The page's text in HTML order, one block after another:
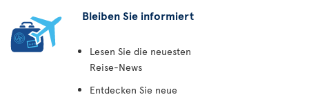
Bleiben Sie informiert
Lesen Sie die neuesten
Reise-News
Entdecken Sie neue